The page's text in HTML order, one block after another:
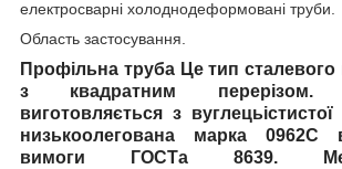
електросварні холоднодеформовані труби.
Область застосування.
Профільна труба Це тип
з квадратним перерізом.
виготовляється з
низькоолегована марка 0962C
вимоги ГОСТа 8639.